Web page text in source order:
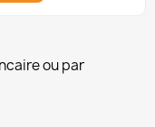
ou par